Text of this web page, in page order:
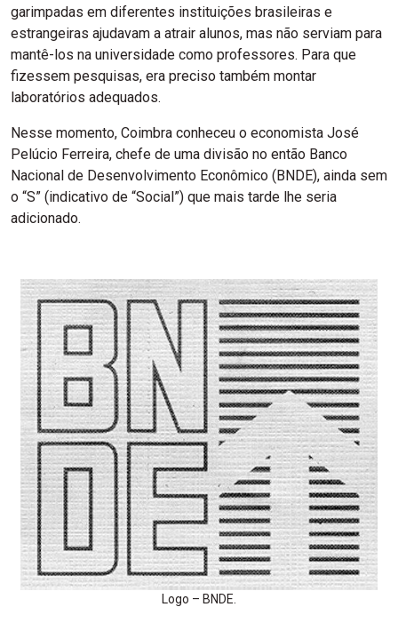
garimpadas em diferentes instituições brasileiras e
estrangeiras ajudavam a atrair alunos, mas não serviam para
mantê-los na universidade como professores. Para que
fizessem pesquisas, era preciso também montar
laboratórios adequados.
Nesse momento, Coimbra conheceu o economista José
Pelúcio Ferreira, chefe de uma divisão no então Banco
Nacional de Desenvolvimento Econômico (BNDE), ainda sem
o “S” (indicativo de “Social”) que mais tarde lhe seria
adicionado.
Logo – BNDE.